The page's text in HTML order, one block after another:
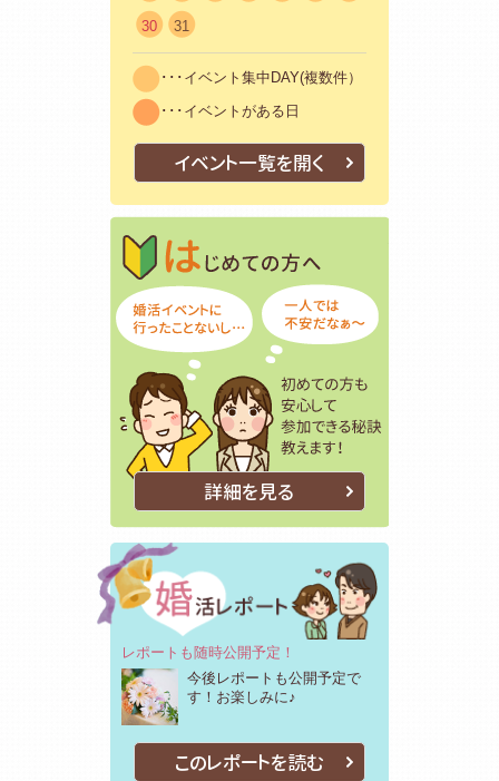
30 31
･･･イベント集中DAY(複数件）
･･･イベントがある日
イベント一覧を開く
はじめての方
詳細を見る
レポートも随時公開予定！
今後レポートも公開予定で
す！お楽しみに♪
このレポートを読む